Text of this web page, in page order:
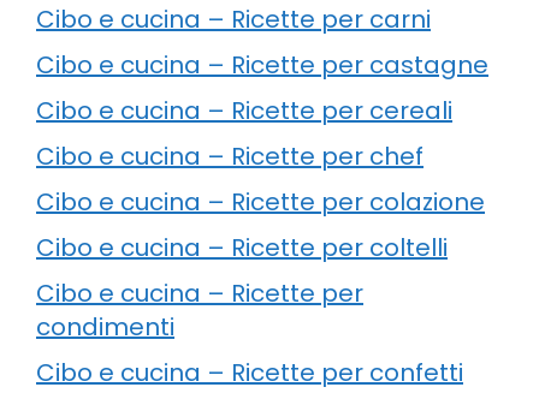
Cibo e cucina – Ricette per carni
Cibo e cucina – Ricette per castagne
Cibo e cucina – Ricette per cereali
Cibo e cucina – Ricette per chef
Cibo e cucina – Ricette per colazione
Cibo e cucina – Ricette per coltelli
Cibo e cucina – Ricette per
condimenti
Cibo e cucina – Ricette per confetti